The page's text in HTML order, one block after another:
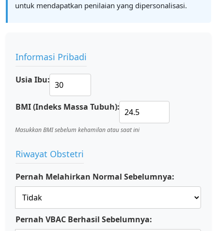
untuk mendapatkan penilaian yang dipersonalisasi.
Informasi Pribadi
Usia Ibu:
BMI (Indeks Massa Tubuh):
Masukkan BMI sebelum kehamilan atau saat ini
Riwayat Obstetri
Pernah Melahirkan Normal Sebelumnya:
Pernah VBAC Berhasil Sebelumnya: